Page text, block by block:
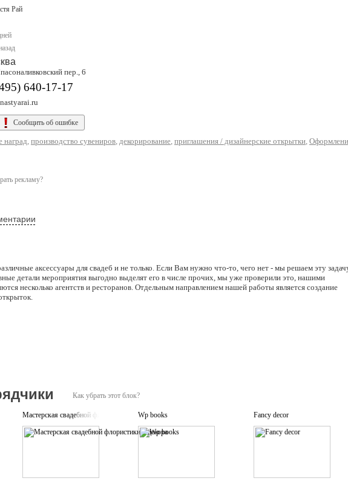
Рай
пер., 6
640-17-17
Сообщить об ошибке
наград, производство сувениров, декорирование, приглашения / дизайнерские открытки,
рекламу?
аксессуары для свадеб и не только. Если Вам нужно что-то, чего нет - мы решаем эту
детали мероприятия выгодно выделят его в числе прочих, мы уже проверили это, нашими
несколько агентств и ресторанов. Отдельным направлением нашей работы является создание
Как убрать этот блок?
Мастерская свадебной флористики и декора
Wp books Fancy decor